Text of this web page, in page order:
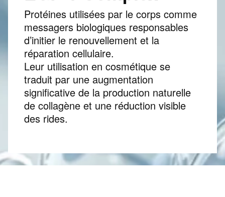
Protéines utilisées par le corps comme
messagers biologiques responsables
d’initier le renouvellement et la
réparation cellulaire.
Leur utilisation en cosmétique se
traduit par une augmentation
significative de la production naturelle
de collagène et une réduction visible
des rides.